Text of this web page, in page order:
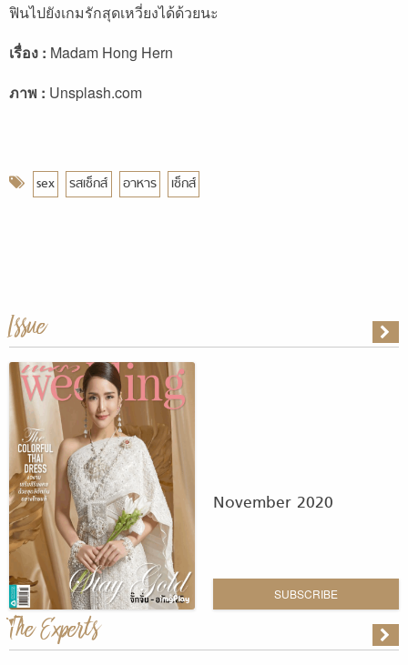
ฟินไปยังเกมรักสุดเหวี่ยงได้ด้วยนะ
เรื่อง : Madam Hong Hern
ภาพ : Unsplash.com
sex รสเซ็กส์ อาหาร เซ็กส์
Issue
November 2020
SUBSCRIBE
The Experts